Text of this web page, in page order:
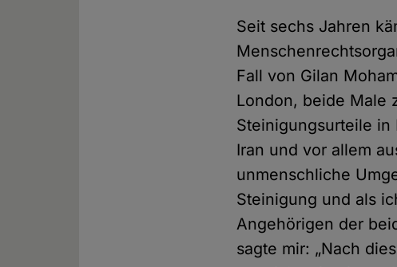
Seit sechs Jahren
Fall von Gilan
London, beide Male
Steinigungsurteile in
Iran und vor allem
unmenschliche
Steinigung und als
Angehörigen der
sagte mir: „Nach